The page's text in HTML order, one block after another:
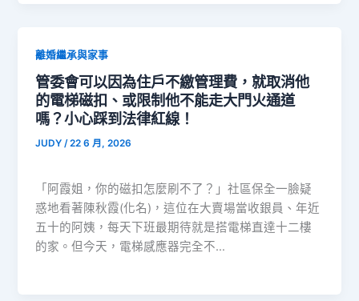
離婚繼承與家事
管委會可以因為住戶不繳管理費，就取消他
的電梯磁扣、或限制他不能走大門火通道
嗎？小心踩到法律紅線！
JUDY/22 6 月, 2026
「阿霞姐，你的磁扣怎麼刷不了？」社區保全一臉疑
惑地看著陳秋霞(化名)，這位在大賣場當收銀員、年近
五十的阿姨，每天下班最期待就是搭電梯直達十二樓
的家。但今天，電梯感應器完全不…